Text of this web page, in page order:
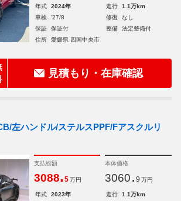
年式 2024年 走行
1.1万km
車検
'27/8 修復
なし
保証
保証付 整備
法定整備付
住所
愛媛県 四国中央市
見積もり・在庫確認
左ハンドル/ステルスPPF/Fアスクルリ
支払総額
3088.5 万円
本体価格
3060. 9 万円
年式 2023年 走行
1.1万km